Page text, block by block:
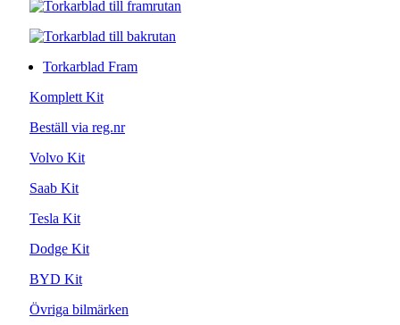
Torkarblad Fram
Komplett Kit
Beställ via reg.nr
Volvo Kit
Saab Kit
Tesla Kit
Dodge Kit
BYD Kit
Övriga bilmärken